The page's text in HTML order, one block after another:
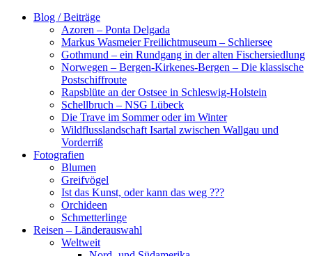
Zum
Blog / Beiträge
Azoren – Ponta Delgada
Markus Wasmeier Freilichtmuseum – Schliersee
Gothmund – ein Rundgang in der alten Fischersiedlung
Norwegen – Bergen-Kirkenes-Bergen – Die klassische
Postschiffroute
Rapsblüte an der Ostsee in Schleswig-Holstein
Schellbruch – NSG Lübeck
Die Trave im Sommer oder im Winter
Wildflusslandschaft Isartal zwischen Wallgau und
Vorderriß
Fotografien
Blumen
Greifvögel
Ist das Kunst, oder kann das weg ???
Orchideen
Schmetterlinge
Reisen – Länderauswahl
Weltweit